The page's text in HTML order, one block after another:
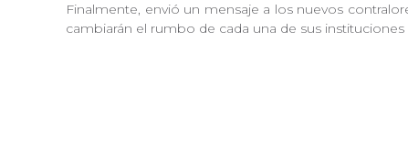
Finalmente, envió un mensaje a los nuevos
cambiarán el rumbo de cada una de sus instituciones